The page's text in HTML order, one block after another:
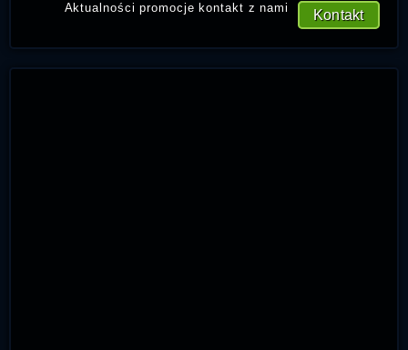
Kontakt
Aktualności promocje kontakt z nami